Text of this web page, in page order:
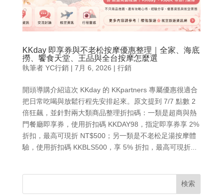
KKday 即享券與不老松按摩優惠整理｜全家、海底
撈、饗食天堂、王品與全台按摩怎麼選
執筆者 YC行銷| 7月 6, 2026 | 行銷
開頭導購介紹這次 KKday 的 KKpartners 專屬優惠很適合
把日常吃喝與放鬆行程先安排起來。原文提到 7/7 點數 2
倍狂飆，並針對兩大類商品整理折扣碼：一類是超商與熱
門餐廳即享券，使用折扣碼 KKDAY98，指定即享券享 2%
折扣，最高可現折 NT$500；另一類是不老松足湯按摩體
驗，使用折扣碼 KKBLS500，享 5% 折扣，最高可現折...
検索